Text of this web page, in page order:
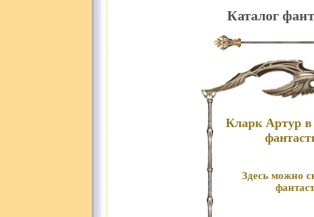
Каталог
Кларк Артур в
Здесь можно